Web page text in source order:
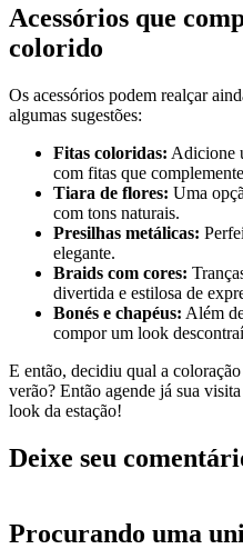
Acessórios que
colorido
Os acessórios podem realçar
algumas sugestões:
Fitas coloridas: Adicione
com fitas que
Tiara de flores: Uma
com tons naturais.
Presilhas metálicas:
elegante.
Braids com cores:
divertida e estilosa de
Bonés e chapéus: Além
compor um look
E então, decidiu qual a
verão? Então agende já sua
look da estação!
Deixe seu
Procurando uma